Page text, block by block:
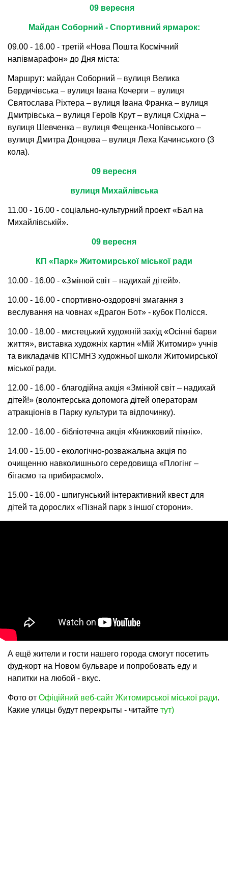
09 вересня
Майдан Соборний - Спортивний ярмарок:
09.00 - 16.00 - третій «Нова Пошта Космічний
напівмарафон» до Дня міста:
Маршрут: майдан Соборний – вулиця Велика
Бердичівська – вулиця Івана Кочерги – вулиця
Святослава Ріхтера – вулиця Івана Франка – вулиця
Дмитрівська – вулиця Героїв Крут – вулиця Східна –
вулиця Шевченка – вулиця Фещенка-Чопівського –
вулиця Дмитра Донцова – вулиця Леха Качинського (3
кола).
09 вересня
вулиця Михайлівська
11.00 - 16.00 - соціально-культурний проект «Бал на
Михайлівській».
09 вересня
КП «Парк» Житомирської міської ради
10.00 - 16.00 - «Змінюй світ – надихай дітей!».
10.00 - 16.00 - спортивно-оздоровчі змагання з
веслування на човнах «Драгон Бот» - кубок Полісся.
10.00 - 18.00 - мистецький художній захід «Осінні барви
життя», виставка художніх картин «Мій Житомир» учнів
та викладачів КПСМНЗ художньої школи Житомирської
міської ради.
12.00 - 16.00 - благодійна акція «Змінюй світ – надихай
дітей!» (волонтерська допомога дітей операторам
атракціонів в Парку культури та відпочинку).
12.00 - 16.00 - бібліотечна акція «Книжковий пікнік».
14.00 - 15.00 - екологічно-розважальна акція по
очищенню навколишнього середовища «Плогінг –
бігаємо та прибираємо!».
15.00 - 16.00 - шпигунський інтерактивний квест для
дітей та дорослих «Пізнай парк з іншої сторони».
А ещё жители и гости нашего города смогут посетить
фуд-корт на Новом бульваре и попробовать еду и
напитки на любой - вкус.
Фото от Офіційний веб-сайт Житомирської міської ради.
Какие улицы будут перекрыты - читайте тут)